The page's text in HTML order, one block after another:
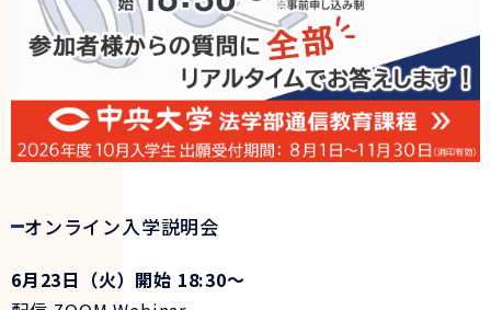
オンライン入学説明会
6月23日（火）開始 18:30～